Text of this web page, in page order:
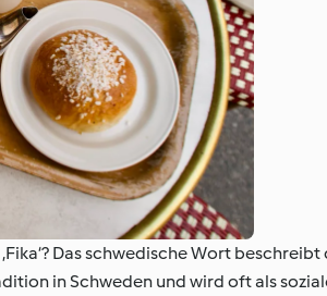
Das schwedische Wort
in Schweden und wird oft als